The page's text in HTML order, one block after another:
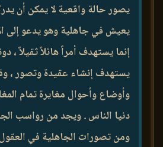
يصور حالة واقعية لا يمكن أن
يعيش في جاهلية وهو يدعو إلى
إنما يستهدف أمراً هائلاً ثقيلاً
يستهدف إنشاء عقيدة وتصور ،
وأوضاع وأحوال مغايرة تمام
دنيا الناس . ويجد من رواسب
ومن تصورات الجاهلية في